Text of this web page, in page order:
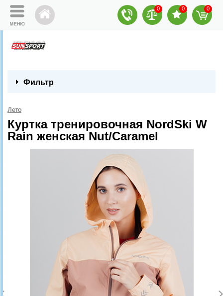
0 0 0
Фильтр
Лето
Куртка тренировочная NordSki W
Rain женская Nut/Caramel